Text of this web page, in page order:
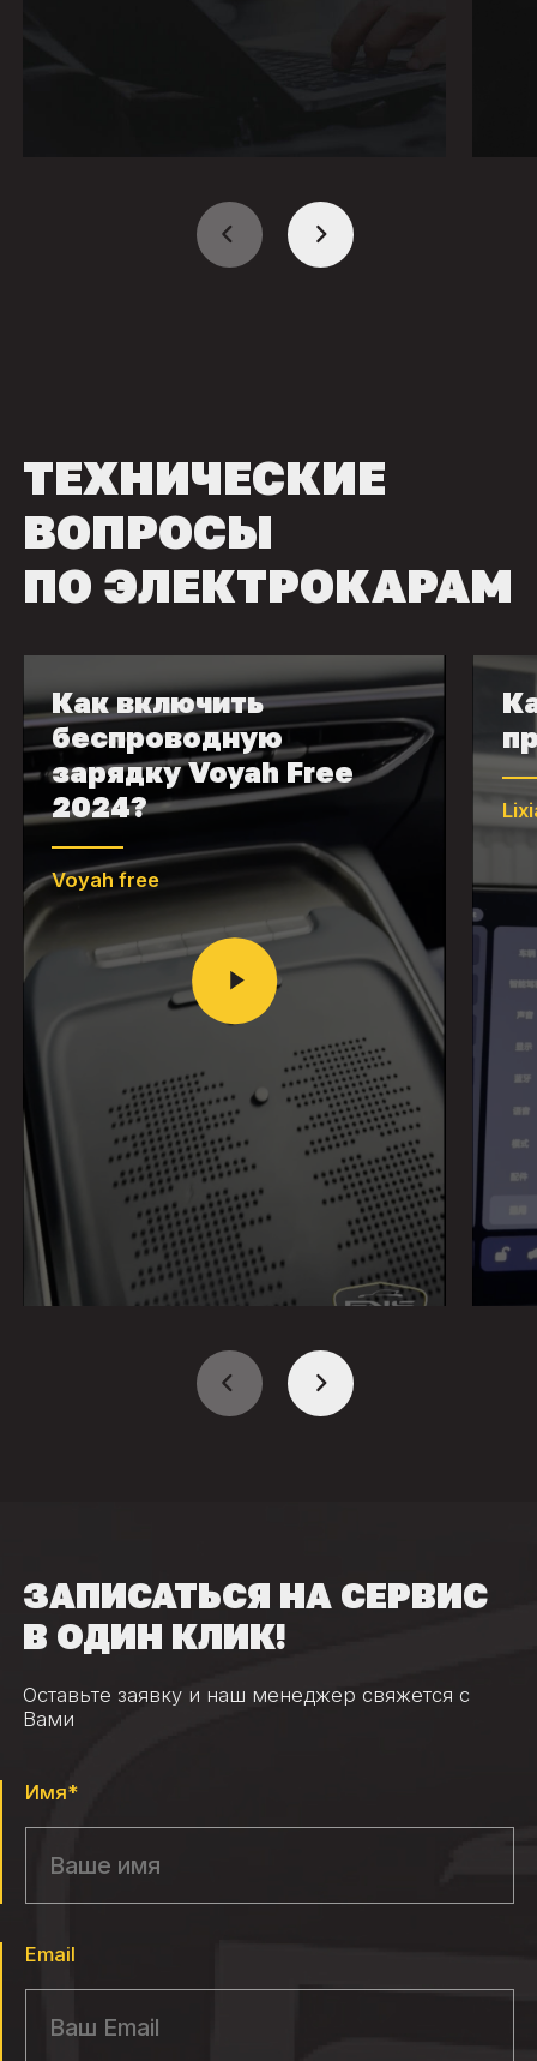
ТЕХНИЧЕСКИЕ
ВОПРОСЫ
ПО ЭЛЕКТРОКАРАМ
Как включить
беспроводную
зарядку Voyah Free
2024?
Voyah free
ЗАПИСАТЬСЯ НА СЕРВИС
В ОДИН КЛИК!
Оставьте заявку и наш менеджер свяжется с
Вами
Имя*
Email